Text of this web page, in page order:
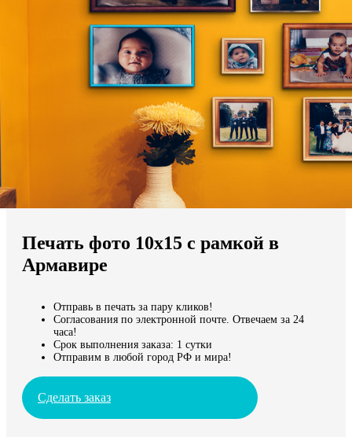
Выберите из списка:
Мы доставляем по всему миру
Продолжить без города
Печать фото 10х15 с рамкой в
Армавире
Отправь в печать за пару кликов!
Согласования по электронной почте. Отвечаем за 24
часа!
Срок выполнения заказа: 1 сутки
Отправим в любой город РФ и мира!
Сделать заказ